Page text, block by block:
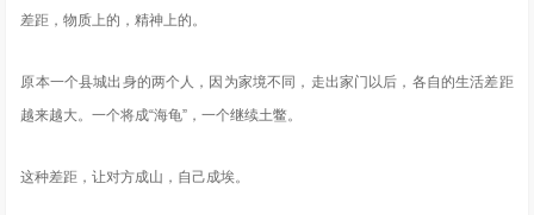
差距，物质上的，精神上的。
原本一个县城出身的两个人，因为家境不同，走出家门以后，各自的生活差距
越来越大。一个将成“海龟”，一个继续土鳖。
这种差距，让对方成山，自己成埃。